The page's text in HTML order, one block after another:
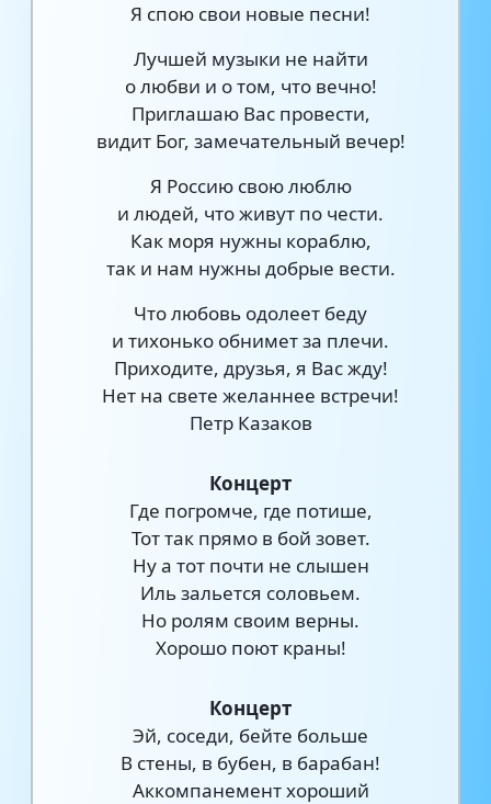
Я спою свои новые песни!
Лучшей музыки не найти
о любви и о том, что вечно!
Приглашаю Вас провести,
видит Бог, замечательный вечер!
Я Россию свою люблю
и людей, что живут по чести.
Как моря нужны кораблю,
так и нам нужны добрые вести.
Что любовь одолеет беду
и тихонько обнимет за плечи.
Приходите, друзья, я Вас жду!
Нет на свете желаннее встречи!
Петр Казаков
Концерт
Где погромче, где потише,
Тот так прямо в бой зовет.
Ну а тот почти не слышен
Иль зальется соловьем.
Но ролям своим верны.
Хорошо поют краны!
Концерт
Эй, соседи, бейте больше
В стены, в бубен, в барабан!
Аккомпанемент хороший